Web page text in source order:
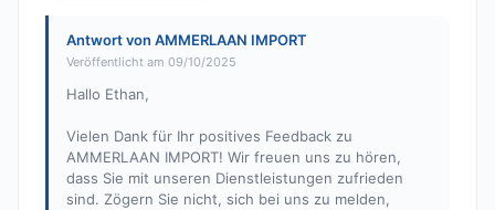
Antwort von AMMERLAAN IMPORT
Veröffentlicht am 09/10/2025
Hallo Ethan,
Vielen Dank für Ihr positives Feedback zu
AMMERLAAN IMPORT! Wir freuen uns zu hören,
dass Sie mit unseren Dienstleistungen zufrieden
sind. Zögern Sie nicht, sich bei uns zu melden,